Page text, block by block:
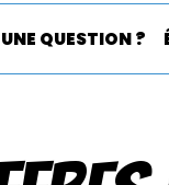
UNE QUESTION ?